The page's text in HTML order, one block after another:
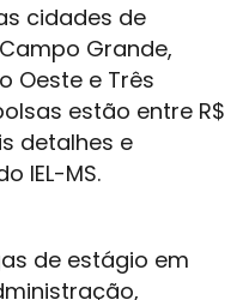
cidades de
Grande,
Oeste e Três
estão entre R$
detalhes e
IEL-MS.
de estágio em